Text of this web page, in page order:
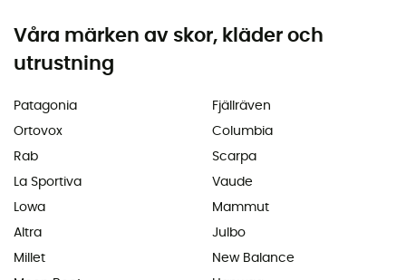
Våra märken av skor, kläder och
utrustning
Patagonia
Ortovox
Rab
La Sportiva
Lowa
Altra
Millet
Fjällräven
Columbia
Scarpa
Vaude
Mammut
Julbo
New Balance